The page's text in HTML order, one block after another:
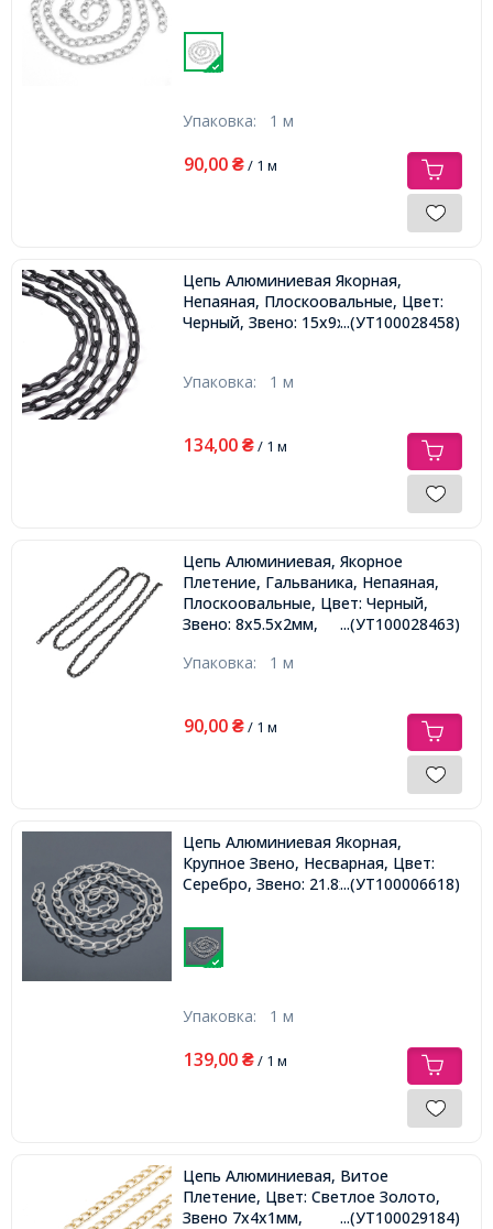
Упаковка: 1 м
90,00 ₴/ 1 м
Цепь Алюминиевая Якорная,
Непаяная, Плоскоовальные, Цвет:
Черный, Звено: 15х9х1.8мм,...(УТ100028458)
Упаковка: 1 м
134,00 ₴/ 1 м
Цепь Алюминиевая, Якорное
Плетение, Гальваника, Непаяная,
Плоскоовальные, Цвет: Черный,
Звено: 8х5.5х2мм,
...(УТ100028463)
Упаковка: 1 м
90,00 ₴/ 1 м
Цепь Алюминиевая Якорная,
Крупное Звено, Несварная, Цвет:
Серебро, Звено: 21.8x12.8мм,
...(УТ100006618)
Упаковка: 1 м
139,00 ₴/ 1 м
Цепь Алюминиевая, Витое
Плетение, Цвет: Светлое Золото,
Звено 7х4х1мм,
...(УТ100029184)